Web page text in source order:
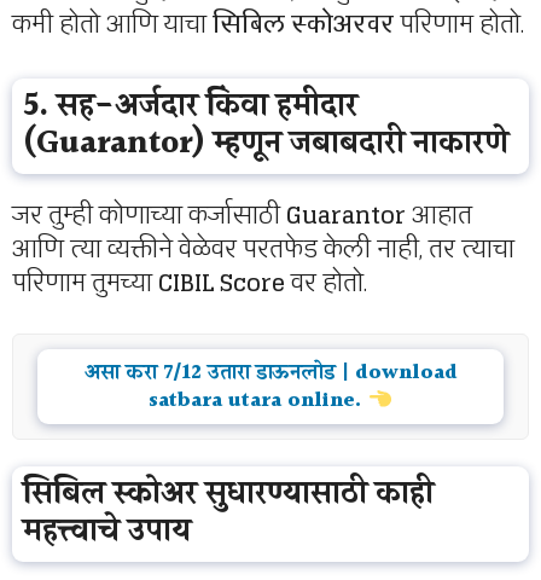
कमी होतो आणि याचासिबिल स्कोअरवरपरिणाम होतो.
5. सह-अर्जदार किंवा हमीदार
(Guarantor) म्हणून जबाबदारी नाकारणे
जर तुम्ही कोणाच्या कर्जासाठीGuarantorआहात
आणि त्या व्यक्तीने वेळेवर परतफेड केली नाही, तर त्याचा
परिणाम तुमच्याCIBIL Scoreवर होतो.
असा करा 7/12 उतारा डाऊनलोड | download
satbara utara online.
सिबिल स्कोअर सुधारण्यासाठी काही
महत्त्वाचे उपाय